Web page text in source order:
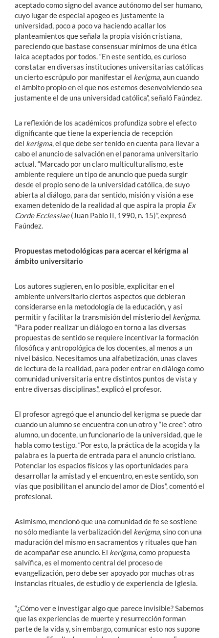
aceptado como signo del avance autónomo del ser humano,
cuyo lugar de especial apogeo es justamente la
universidad, poco a poco va haciendo acallar los
planteamientos que señala la propia visión cristiana,
pareciendo que bastase consensuar mínimos de una ética
laica aceptados por todos. “En este sentido, es curioso
constatar en diversas instituciones universitarias católicas
un cierto escrúpulo por manifestar el kerigma, aun cuando
el ámbito propio en el que nos estemos desenvolviendo sea
justamente el de una universidad católica”, señaló Faúndez.
La reflexión de los académicos profundiza sobre el efecto
dignificante que tiene la experiencia de recepción
del kerigma, el que debe ser tenido en cuenta para llevar a
cabo el anuncio de salvación en el panorama universitario
actual. “Marcado por un claro multiculturalismo, este
ambiente requiere un tipo de anuncio que pueda surgir
desde el propio seno de la universidad católica, de suyo
abierta al diálogo, para dar sentido, misión y visión a ese
examen detenido de la realidad al que aspira la propia Ex
Corde Ecclessiae(Juan Pablo II, 1990, n. 15)”, expresó
Faúndez.
Propuestas metodológicas para acercar el kérigma al
ámbito universitario
Los autores sugieren, en lo posible, explicitar en el
ambiente universitario ciertos aspectos que debieran
considerarse en la metodología de la educación, y así
permitir y facilitar la transmisión del misterio del kerigma.
“Para poder realizar un diálogo en torno a las diversas
propuestas de sentido se requiere incentivar la formación
filosófica y antropológica de los docentes, al menos a un
nivel básico. Necesitamos una alfabetización, unas claves
de lectura de la realidad, para poder entrar en diálogo como
comunidad universitaria entre distintos puntos de vista y
entre diversas disciplinas.”, explicó el profesor.
El profesor agregó que el anuncio del kerigma se puede dar
cuando un alumno se encuentra con un otro y “le cree”: otro
alumno, un docente, un funcionario de la universidad, que le
habla como testigo. “Por esto, la práctica de la acogida y la
palabra es la puerta de entrada para el anuncio cristiano.
Potenciar los espacios físicos y las oportunidades para
desarrollar la amistad y el encuentro, en este sentido, son
vías que posibilitan el anuncio del amor de Dios”, comentó el
profesional.
Asimismo, mencionó que una comunidad de fe se sostiene
no sólo mediante la verbalización del kerigma, sino con una
maduración del mismo en sacramentos y rituales que han
de acompañar ese anuncio. El kerigma, como propuesta
salvífica, es el momento central del proceso de
evangelización, pero debe ser apoyado por muchas otras
instancias rituales, de estudio y de experiencia de Iglesia.
“¿Cómo ver e investigar algo que parece invisible? Sabemos
que las experiencias de muerte y resurrección forman
parte de la vida y, sin embargo, comunicar esto nos supone